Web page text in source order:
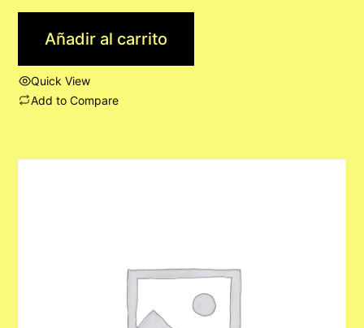
Añadir al carrito
Quick View
Add to Compare